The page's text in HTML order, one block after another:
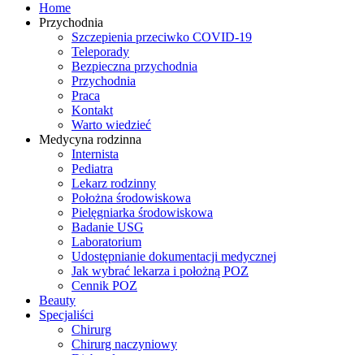
Home
Przychodnia
Szczepienia przeciwko COVID-19
Teleporady
Bezpieczna przychodnia
Przychodnia
Praca
Kontakt
Warto wiedzieć
Medycyna rodzinna
Internista
Pediatra
Lekarz rodzinny
Położna środowiskowa
Pielęgniarka środowiskowa
Badanie USG
Laboratorium
Udostępnianie dokumentacji medycznej
Jak wybrać lekarza i położną POZ
Cennik POZ
Beauty
Specjaliści
Chirurg
Chirurg naczyniowy